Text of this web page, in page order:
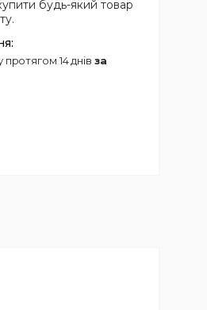
будь-який товар
14 днів за